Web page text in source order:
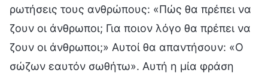
ρωτήσεις τους ανθρώπους: «Πώς θα πρέπει να
ζουν οι άνθρωποι; Για ποιον λόγο θα πρέπει να
ζουν οι άνθρωποι;» Αυτοί θα απαντήσουν: «Ο
σώζων εαυτόν σωθήτω». Αυτή η μία φράση